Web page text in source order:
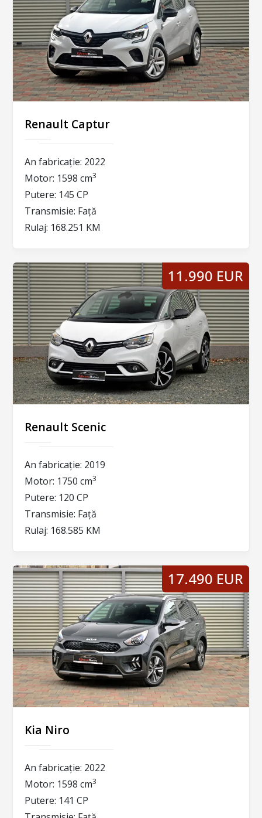
Renault Captur
An fabricație: 2022
Motor: 1598 cm3
Putere: 145 CP
Transmisie: Față
Rulaj: 168.251 KM
11.990 EUR
Renault Scenic
An fabricație: 2019
Motor: 1750 cm3
Putere: 120 CP
Transmisie: Față
Rulaj: 168.585 KM
17.490 EUR
Kia Niro
An fabricație: 2022
Motor: 1598 cm3
Putere: 141 CP